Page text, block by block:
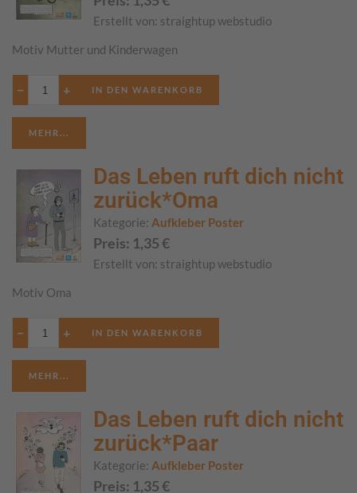
Erstellt von: straightup webstudio
Motiv Mutter und Kinderwagen
− +
MEHR...
Das Leben ruft dich nicht
zurück*Oma
Kategorie: Aufkleber Poster
Preis: 1,35€
Erstellt von: straightup webstudio
Motiv Oma
− +
MEHR...
Das Leben ruft dich nicht
zurück*Paar
Kategorie: Aufkleber Poster
Preis: 1,35€